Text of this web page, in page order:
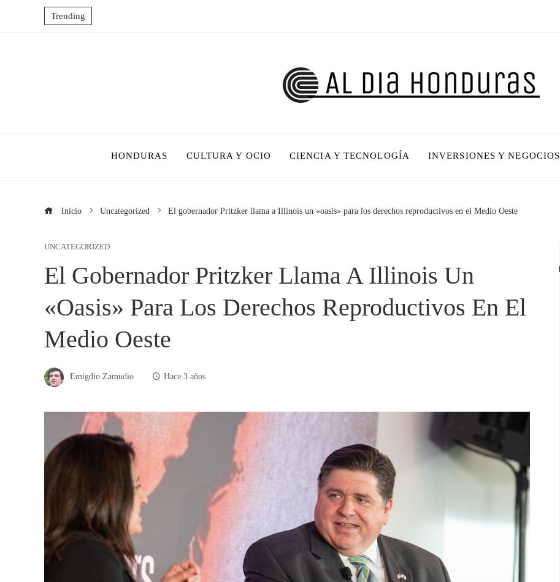
Trending
HONDURAS CULTURA Y OCIO CIENCIA Y TECNOLOGÍA INVERSIONES Y NEGOCIOS
Inicio Uncategorized El gobernador Pritzker llama a Illinois un «oasis» para los derechos reproductivos en el Medio Oeste
UNCATEGORIZED
El Gobernador Pritzker Llama A Illinois Un
«oasis» Para Los Derechos Reproductivos En El
Medio Oeste
Emigdio Zamudio Hace 3 años